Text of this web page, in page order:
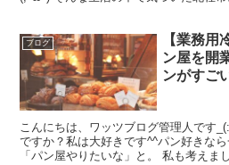
ブログ
【業務用
ン屋を開
ンがすご
こんにちは、ワッツブログ管理人です
ですか？私は大好きです^^パン好きな
「パン屋やりたいな」と。 私も考えま